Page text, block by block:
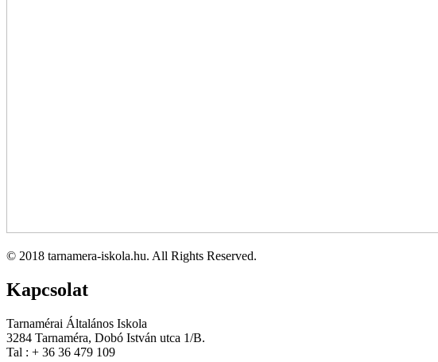
© 2018 tarnamera-iskola.hu. All Rights Reserved.
Kapcsolat
Tarnamérai Általános Iskola
3284 Tarnaméra, Dobó István utca 1/B.
Tal : + 36 36 479 109